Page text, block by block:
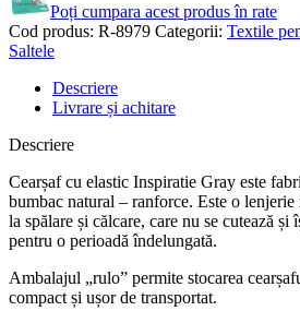
Poți cumpara acest produs în rate
Cod produs: R-8979 Categorii: Textile
Saltele
Descriere
Livrare și achitare
Descriere
Cearșaf cu elastic Inspiratie Gray este
bumbac natural – ranforce. Este o lenjerie
la spălare și călcare, care nu se cutează și
pentru o perioadă îndelungată.
Ambalajul „rulo” permite stocarea
compact și ușor de transportat.